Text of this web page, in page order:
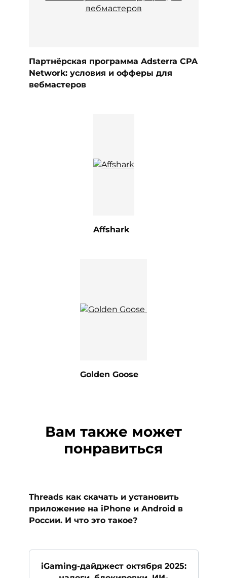
Партнёрская программа Adsterra CPA
Network: условия и офферы для
вебмастеров
Affshark
Golden Goose
Вам также может
понравиться
Threads как скачать и установить
приложение на iPhone и Android в
России. И что это такое?
iGaming-дайджест октября 2025: